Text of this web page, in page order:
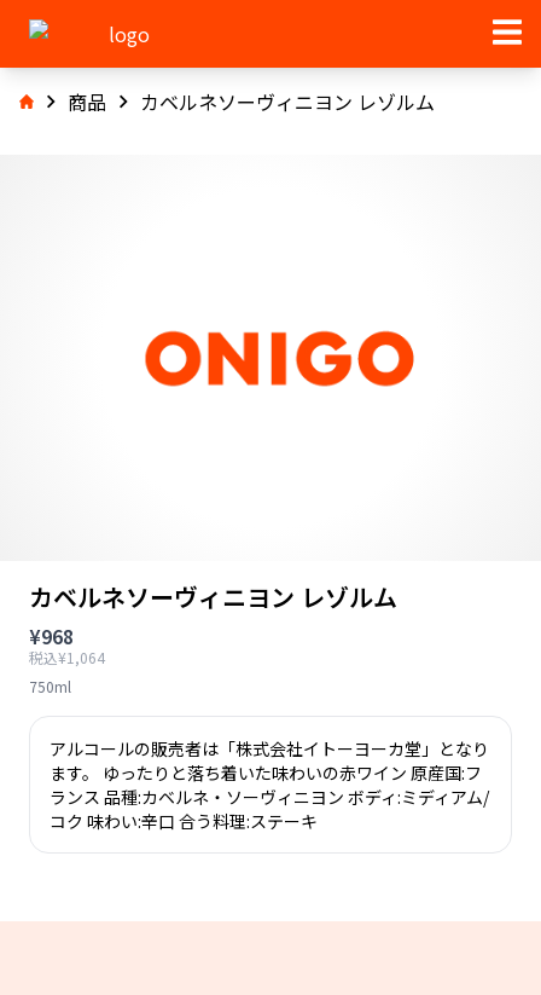
商品 カベルネソーヴィニヨン レゾルム
カベルネソーヴィニヨン レゾルム
¥968
税込¥1,064
750ml
アルコールの販売者は「株式会社イトーヨーカ堂」となり
ます。 ゆったりと落ち着いた味わいの赤ワイン 原産国:フ
ランス 品種:カベルネ・ソーヴィニヨン ボディ:ミディアム/
コク 味わい:辛口 合う料理:ステーキ